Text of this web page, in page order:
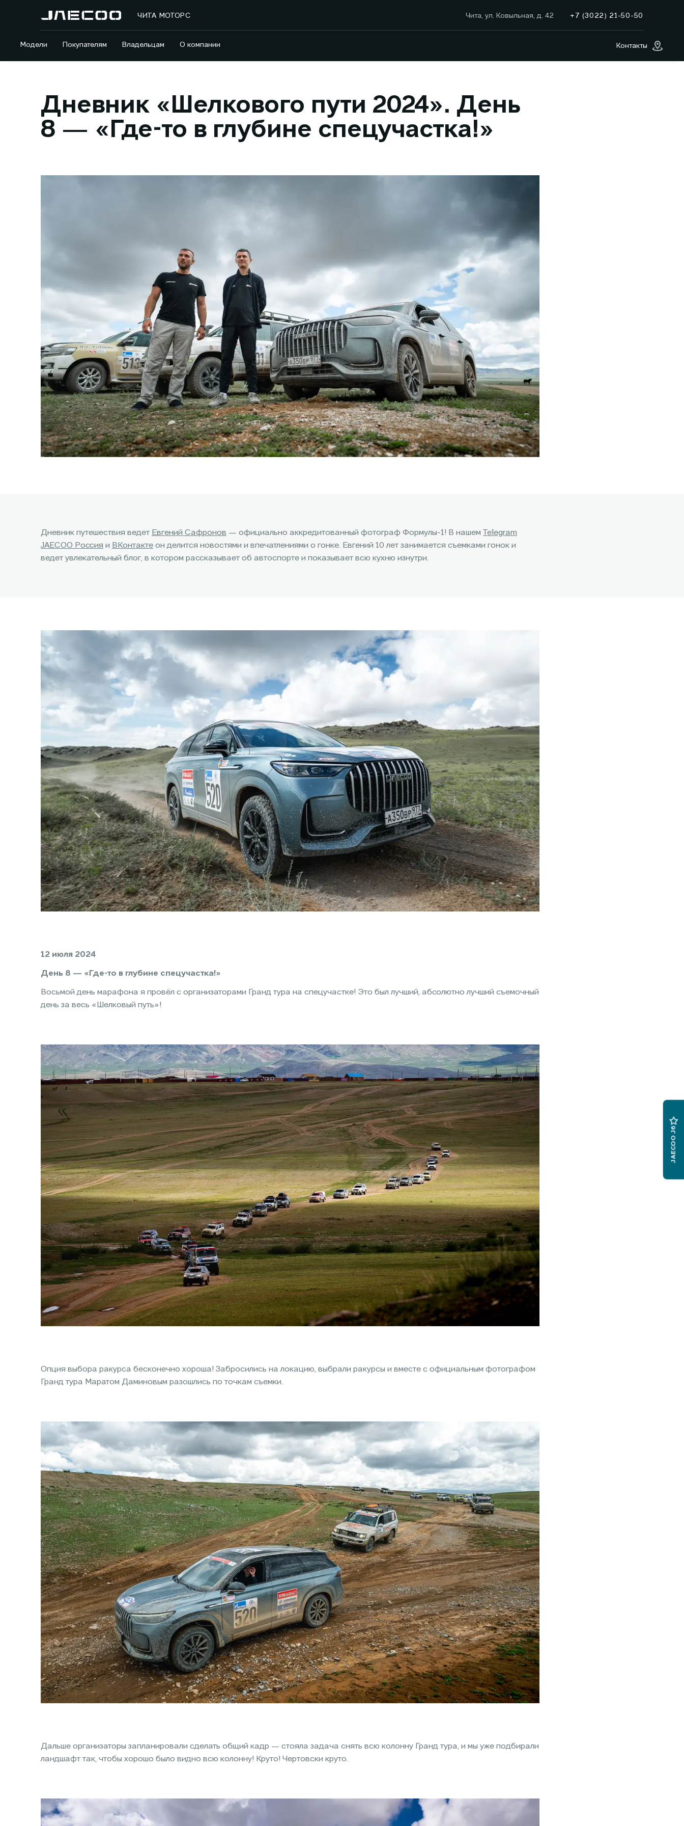
ЧИТА МОТОРС Чита, ул. Ковыльная, д. 42 +7 (3022) 21-50-50
Модели Покупателям Владельцам О компании Контакты
JAECOO J6
Дневник «Шелкового пути 2024». День
8 — «Где-то в глубине спецучастка!»
Дневник путешествия ведет Евгений Сафронов — официально аккредитованный фотограф Формулы-1! В нашем
Telegram
JAECOO Россия и ВКонтакте он делится новостями и впечатлениями о гонке. Евгений 10 лет занимается съемками гонок и
ведет увлекательный блог, в котором рассказывает об автоспорте и показывает всю кухню изнутри.
12 июля 2024
День 8 — «Где-то в глубине спецучастка!»
Восьмой день марафона я провёл с организаторами Гранд тура на спецучастке! Это был лучший, абсолютно лучший съемочный
день за весь «Шелковый путь»!
Опция выбора ракурса бесконечно хороша! Забросились на локацию, выбрали ракурсы и вместе с официальным фотографом
Гранд тура Маратом Даминовым разошлись по точкам съемки.
Дальше организаторы запланировали сделать общий кадр — стояла задача снять всю колонну Гранд тура, и мы уже подбирали
ландшафт так, чтобы хорошо было видно всю колонну! Круто! Чертовски круто.